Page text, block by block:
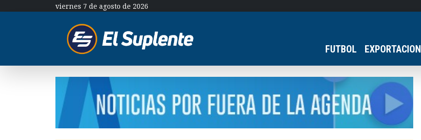
viernes 7 de agosto de 2026
FUTBOL EXPORTACION